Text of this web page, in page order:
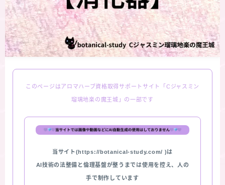
このページはアロマハーブ資格取得サポートサイト「Cジャスミン
瑠璃地楽の魔王城」の一部です
当サイト(https://botanical-study.com/ )は
AI技術の法整備と倫理基盤が整うまでは使用を控え、人の
手で制作しています